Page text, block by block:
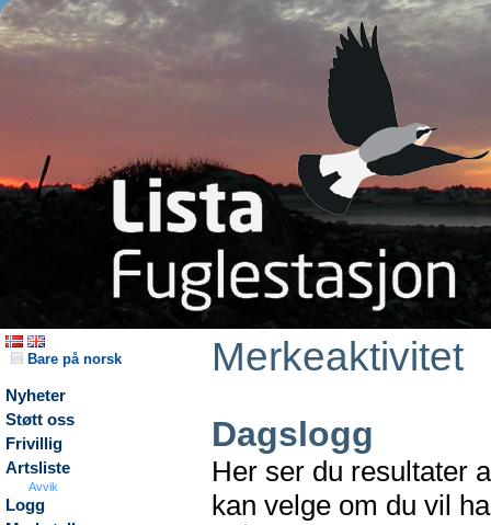
Bare på norsk
Nyheter
Støtt oss
Frivillig
Artsliste
Avvik
Logg
Merkeaktivitet
Dagslogg
Her ser du resultater
kan velge om du vil